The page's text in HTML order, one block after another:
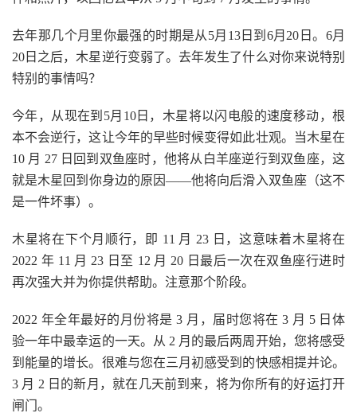
去年那几个月里你最强的时期是从5月13日到6月20日。6月
20日之后，木星逆行变弱了。去年发生了什么对你来说特别
特别的事情吗？
今年，从现在到5月10日，木星将以闪电般的速度移动，根
本不会逆行，这让今年的早些时候变得如此壮观。当木星在
10 月 27 日回到双鱼座时，他将从白羊座逆行到双鱼座，这
就是木星回到你身边的原因——他将向后滑入双鱼座（这不
是一件坏事）。
木星将在下个月顺行，即 11 月 23 日，这意味着木星将在
2022 年 11 月 23 日至 12 月 20 日最后一次在双鱼座行进时
再次强大并为你提供帮助。注意那个阶段。
2022 年全年最好的月份将是 3 月，届时您将在 3 月 5 日体
验一年中最幸运的一天。从 2 月的最后两周开始，您将感受
到能量的增长。很难与您在三月初感受到的快感相提并论。
3 月 2 日的新月，就在几天前到来，将为你所有的好运打开
闸门。